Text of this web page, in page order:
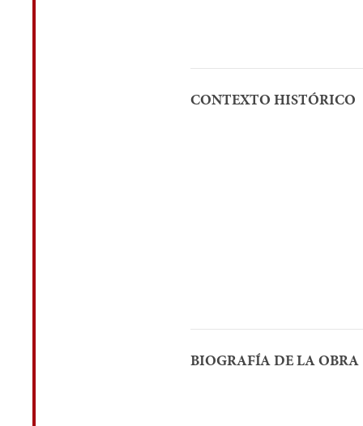
CONTEXTO HISTÓRICO
BIOGRAFÍA DE LA OBRA